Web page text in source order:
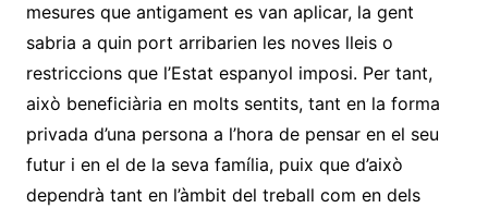
mesures que antigament es van aplicar, la gent
sabria a quin port arribarien les noves lleis o
restriccions que l’Estat espanyol imposi. Per tant,
això beneficiària en molts sentits, tant en la forma
privada d’una persona a l’hora de pensar en el seu
futur i en el de la seva família, puix que d’això
dependrà tant en l’àmbit del treball com en dels